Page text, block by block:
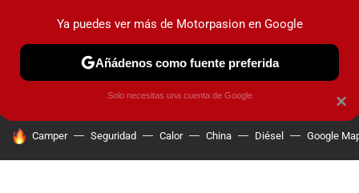
PRUEBAS COCHES ELÉCTRICOS OBSERVATORIO
HOY SE HABLA DE
Camper Seguridad Calor China Diésel Google
×
Ya puedes ver más de Motorpasion en Google
Añádenos como fuente preferida
Solo necesitas una cuenta de Google